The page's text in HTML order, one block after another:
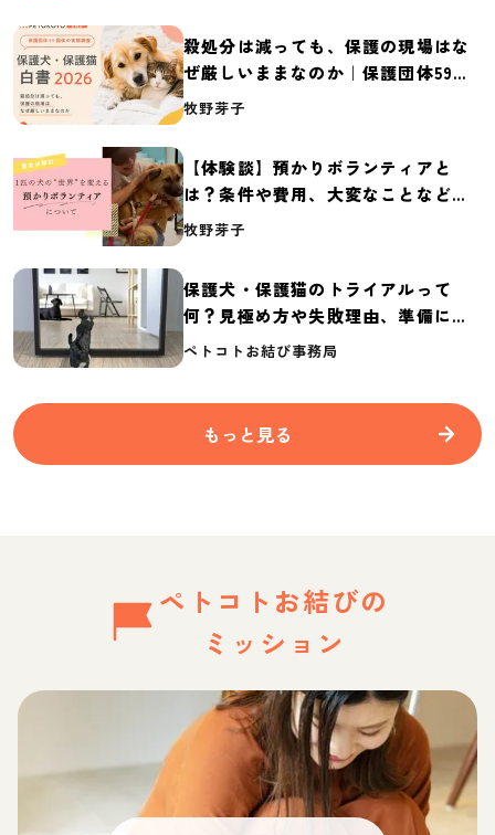
殺処分は減っても、保護の現場はな
ぜ厳しいままなのか｜保護団体59団
体の実態調査【保護犬・保護猫白書
牧野芽子
【体験談】預かりボランティアと
は？条件や費用、大変なことなど紹
介
牧野芽子
保護犬・保護猫のトライアルって
何？見極め方や失敗理由、準備に必
要なものを紹介
ペトコトお結び事務局
もっと見る
ペトコトお結びの
ミッション